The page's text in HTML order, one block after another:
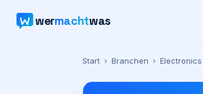
wermachtwas
Start › Branchen › Electronics